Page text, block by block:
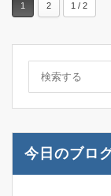
1 2 1 / 2
今日のブロ